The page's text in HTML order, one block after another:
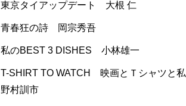
東京タイアップデート 大根 仁
青春狂の詩 岡宗秀吾
私のBEST 3 DISHES 小林雄一
T-SHIRT TO WATCH 映画とＴシャツと私
野村訓市